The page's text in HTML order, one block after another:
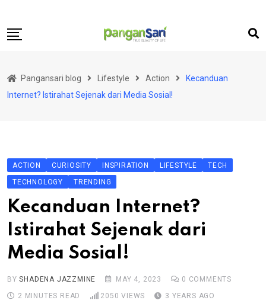
to
Food
Business
Pangansari blog Lifestyle Action
Kecanduan
Internet? Istirahat Sejenak dari Media Sosial!
ACTION CURIOSITY INSPIRATION LIFESTYLE
TECH
TECHNOLOGY
TRENDING
Kecanduan Internet?
Istirahat Sejenak dari
Media Sosial!
BYSHADENA JAZZMINE MAY 4, 2023 0 COMMENTS
2 MINUTES READ
2050 VIEWS 3 YEARS AGO